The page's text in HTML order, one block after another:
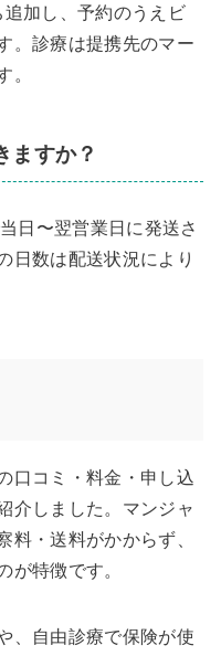
加し、予約のうえビ
。診療は提携先のマー
。
ますか？
日〜翌営業日に発送さ
日数は配送状況により
口コミ・料金・申し込
介しました。マンジャ
料・送料がかからず、
が特徴です。
、自由診療で保険が使